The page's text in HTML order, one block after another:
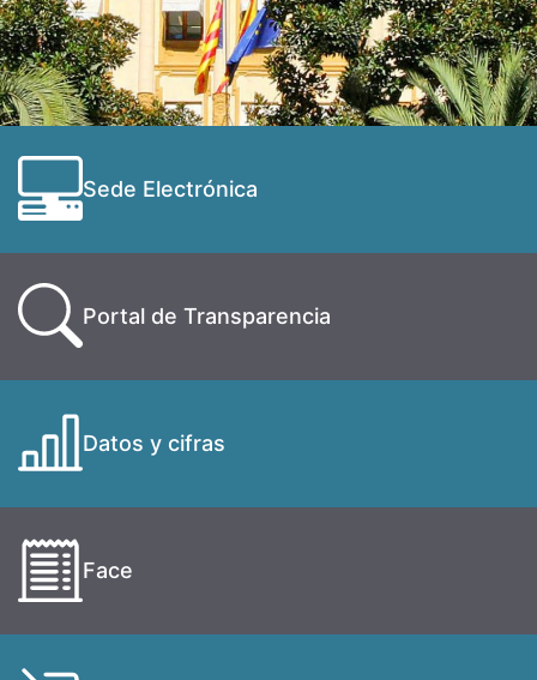
Sede Electrónica
Portal de Transparencia
Datos y cifras
Face